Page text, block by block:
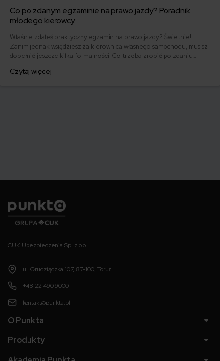
Co po zdanym egzaminie na prawo jazdy? Poradnik
młodego kierowcy
Właśnie zdałeś praktyczny egzamin na prawo jazdy? Świetnie!
Zanim jednak wsiądziesz za kierownicą własnego samochodu, musisz
dopełnić jeszcze kilka formalności. Co trzeba zrobić po zdaniu
którym szybko załatwisz sprawy urzędowe i będziesz mógł prowadzić
Czytaj więcej
CUK Ubezpieczenia Sp. z o.o.
ul. Grudziądzka 107, 87-100, Toruń
+48 22 490 9000
kontakt@punkta.pl
O Punkta
Produkty